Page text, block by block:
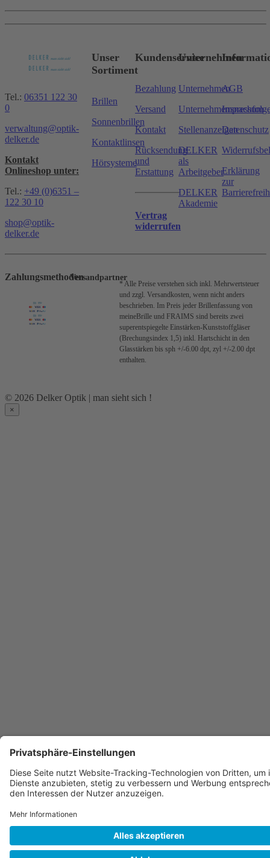
Tel.: 06351 122 30
0
verwaltung@optik-
delker.de
Kontakt
Onlineshop unter:
Tel.: +49 (0)6351 –
122 30 10
shop@optik-
delker.de
Unser
Sortiment
Brillen
Sonnenbrillen
Kontaktlinsen
Hörsysteme
Kundenservice
Bezahlung
Versand
Kontakt
Rücksendung
und
Erstattung
Vertrag
widerrufen
Unternehmen
Unternehmen
Stellenanzeigen
DELKER
als
Arbeitgeber
DELKER
Akademie
AGB
Impressum
Datenschutz
Erklärung
zur
ZahlungsmethodenVersandpartner
* Alle Preise verstehen sich inkl. Mehrwertsteuer
und zzgl. Versandkosten, wenn nicht anders
beschrieben. Im Preis jeder Brillenfassung von
meineBrille und FRAIMS sind bereits zwei
superentspiegelte Einstärken-Kunststoffgläser
(Brechungsindex 1,5) inkl. Hartschicht in den
Glasstärken bis sph +/-6.00 dpt, zyl +/-2.00 dpt
enthalten.
© 2026 Delker Optik | man sieht sich !
×